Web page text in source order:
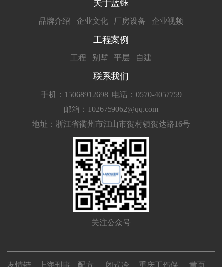
关于蓝钰
品牌介绍 企业文化 厂房设备 企业视频
工程案例
工程 别墅 平层 自建
联系我们
手机：15068912698 电话：0570-4057759
邮箱：1026759062@qq.com
地址：浙江省衢州市江山市贺村镇贺达路16号
关注公众号
友情链 上海刑事 配方 闭式冷 重庆工伤保 黄页